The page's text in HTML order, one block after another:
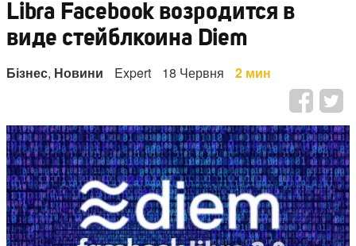
Libra Facebook возродится в
виде стейблкоина Diem
Бізнес, Новини Expert 18 Червня 2 мин